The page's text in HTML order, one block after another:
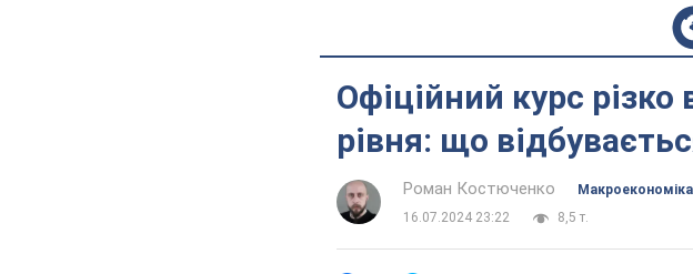
Офіційний курс різко
рівня: що
Роман Костюченко
Mакроекономіка
16.07.2024 23:22
8,5 т.